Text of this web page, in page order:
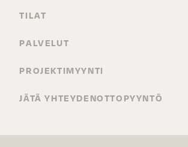
TILAT
PALVELUT
PROJEKTIMYYNTI
JÄTÄ YHTEYDENOTTOPYYNTÖ